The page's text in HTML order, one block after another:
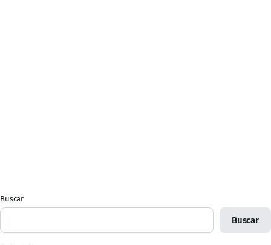
Buscar
Buscar